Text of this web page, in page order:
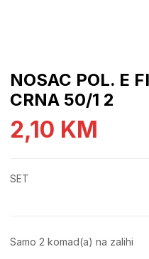
NOSAC POL. E
CRNA 50/1 2
2,10 KM
SET
Samo 2 komad(a) na zalihi